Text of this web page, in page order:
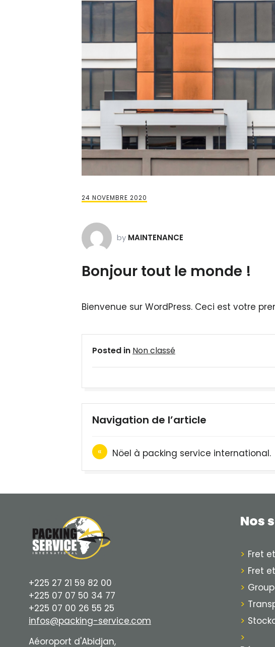
24 NOVEMBRE 2020
by MAINTENANCE
Bonjour tout le monde !
Bienvenue sur WordPress. Ceci est votre
Posted in Non classé
Navigation de l’article
Nöel à packing service international.
+225 27 21 59 82 00
+225 07 07 50 34 77
+225 07 00 26 55 25
infos@packing-service.com
Aéoroport d'Abidjan,
Nos
Fret
Fret